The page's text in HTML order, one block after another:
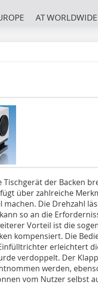
AT WORLDWIDE
Tischgerät der Backen
über zahlreiche
Die Drehzahl
so an die
Vorteil ist die
kompensiert. Die
erleichtert
verdoppelt. Der
werden,
vom Nutzer selbst